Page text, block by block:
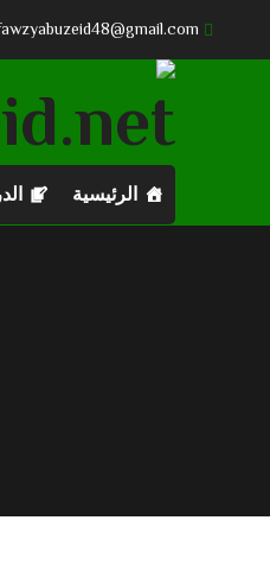
الرئيسية